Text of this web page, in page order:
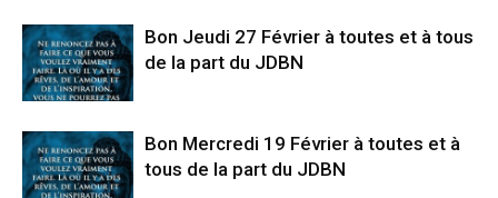
Bon Jeudi 27 Février à toutes et à tous
de la part du JDBN
Bon Mercredi 19 Février à toutes et à
tous de la part du JDBN